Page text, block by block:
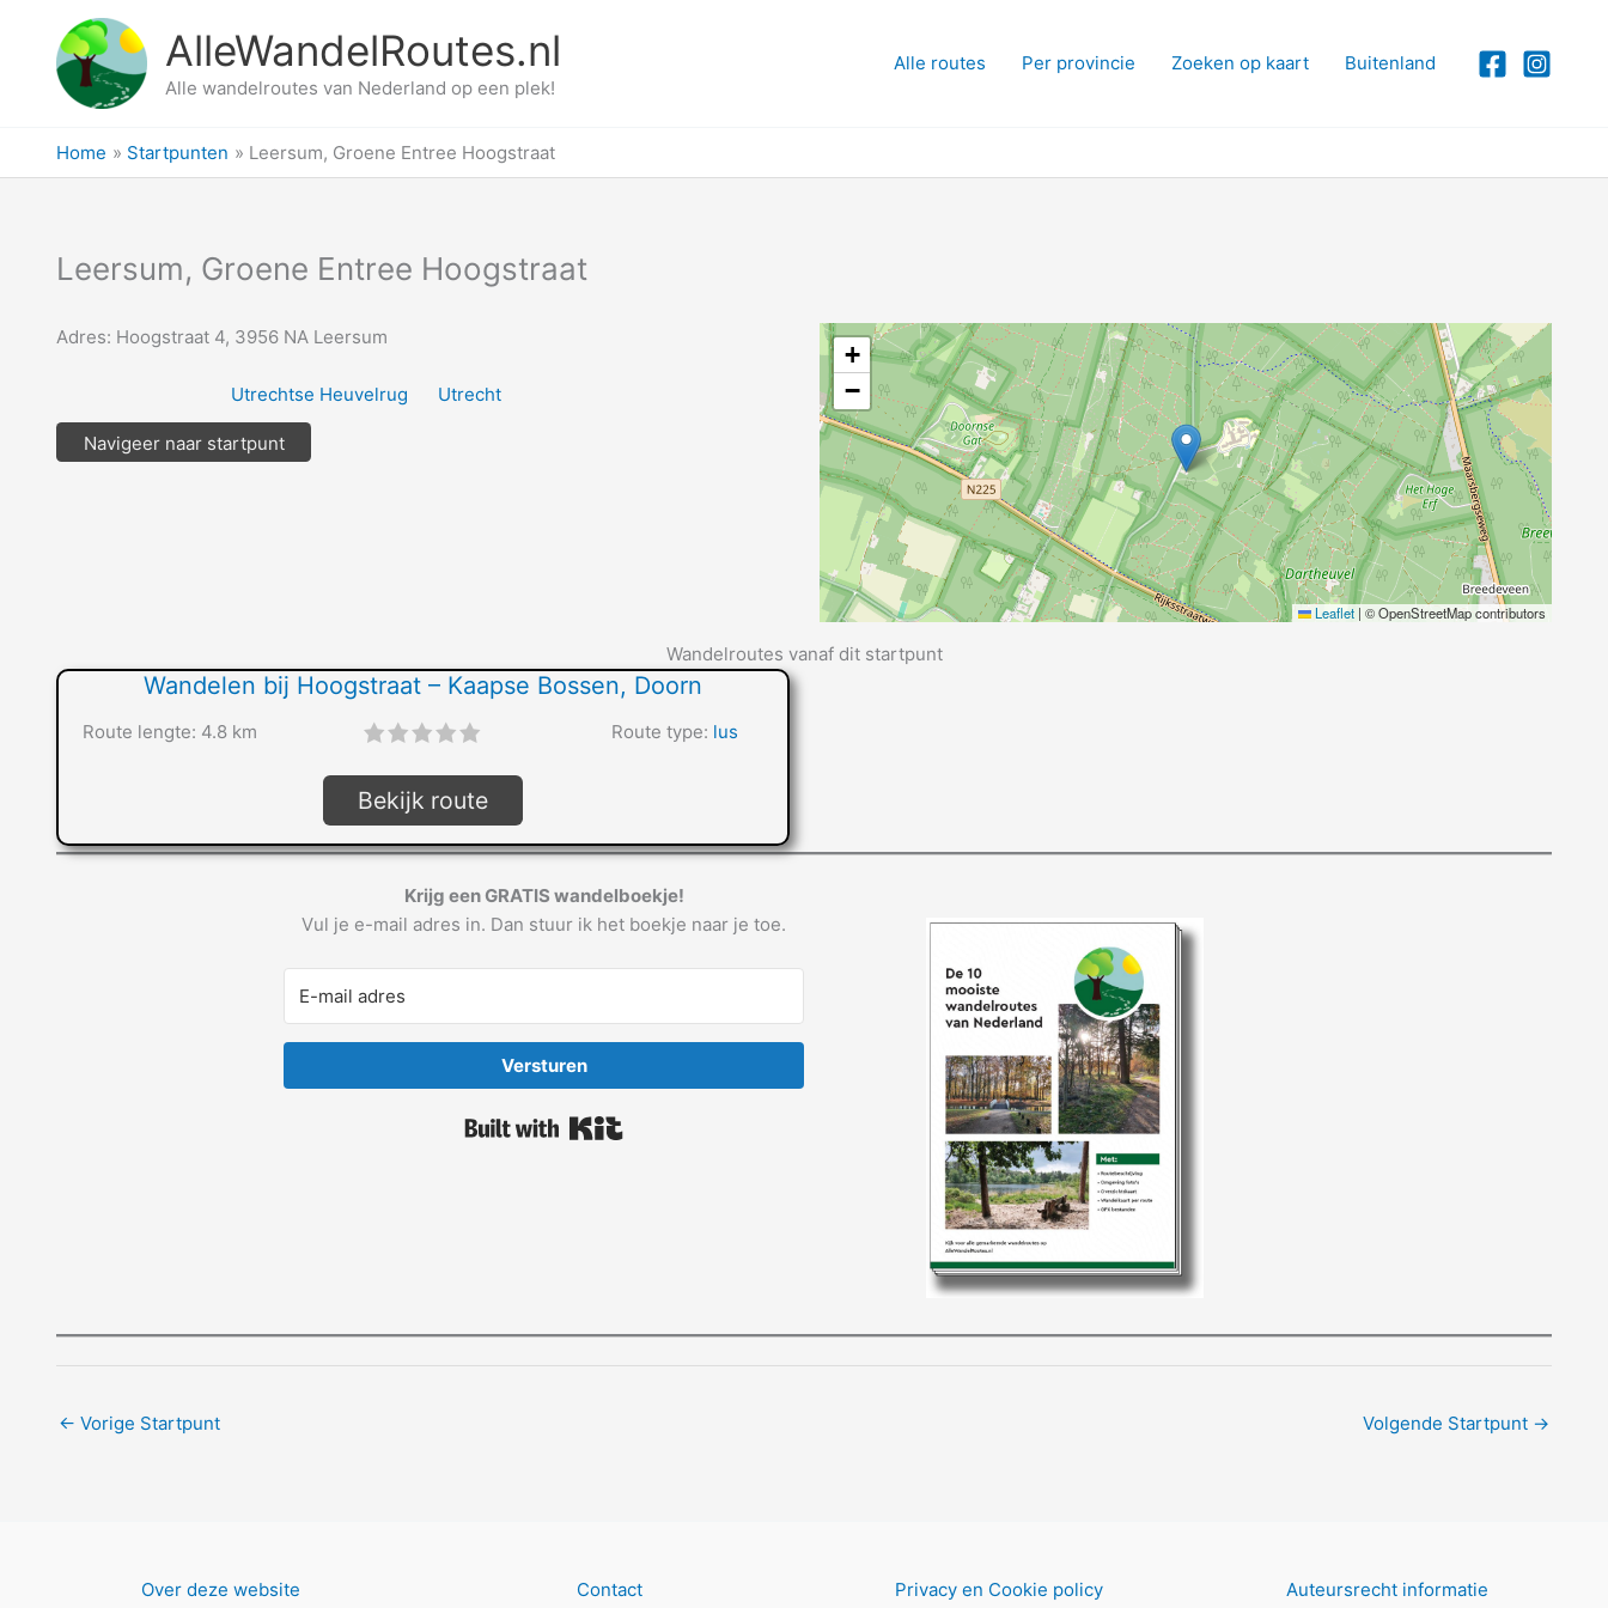
AlleWandelRoutes.nl
Alle wandelroutes van Nederland op een plek!
Alle routes Per provincie Zoeken op kaart Buitenland
Home Startpunten Leersum, Groene Entree Hoogstraat
Leersum, Groene Entree Hoogstraat
Adres: Hoogstraat 4, 3956 NA Leersum
Utrechtse Heuvelrug Utrecht
Navigeer naar startpunt
+
−
Leaflet | © OpenStreetMap contributors
Wandelroutes vanaf dit startpunt
Wandelen bij Hoogstraat – Kaapse Bossen, Doorn
Route lengte: 4.8 km Route type: lus
Bekijk route
Krijg een GRATIS wandelboekje!
Vul je e-mail adres in. Dan stuur ik het boekje naar je toe.
Versturen
← Vorige Startpunt Volgende Startpunt →
Over deze website Contact Privacy en Cookie policy Auteursrecht informatie